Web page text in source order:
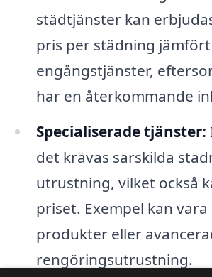
städtjänster kan
pris per städning
engångstjänster,
har en återkommande
Specialiserade tjänster:
det krävas särskilda
utrustning, vilket också
priset. Exempel kan
produkter eller
rengöringsutrustning.